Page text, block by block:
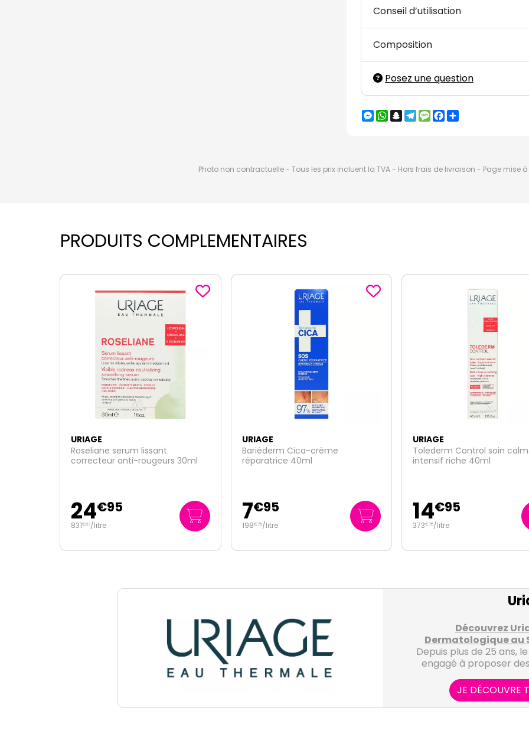
Conseil d’utilisation
Composition
Posez une question
Messenger
WhatsApp
Snapchat
Telegram
MessageFacebook
Photo non contractuelle - Tous les prix incluent la TVA - Hors frais de livraison - Page mise
PRODUITS COMPLEMENTAIRES
URIAGE
Bariéderm Cica-crème
réparatrice 40ml
7€95
198€75/litre
URIAGE
Tolederm Control soin calmant
intensif riche 40ml
14€95
373€75/litre
URIAGE
Hyseac crème nettoyante
9€95
66€33/litre
Découvrez
Dermatologique au
Depuis plus de 25 ans,
engagé à proposer
thermale d'Uriage.
Alpes, ce laboratoire
reconnue dans le
Les différentes
laboratoire
JE DÉCOUVRE